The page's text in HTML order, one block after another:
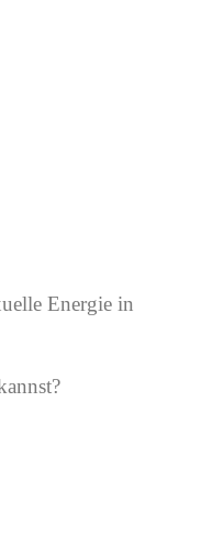
Energie in